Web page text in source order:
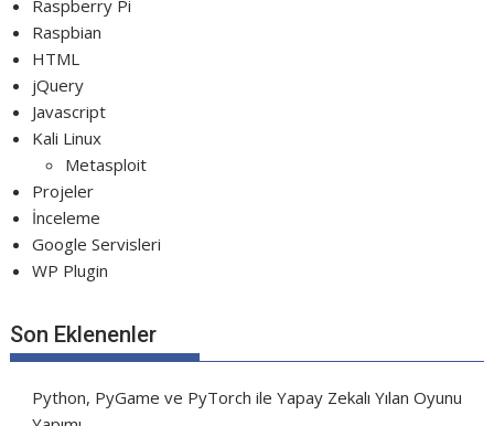
Raspberry Pi
Raspbian
HTML
jQuery
Javascript
Kali Linux
Metasploit
Projeler
İnceleme
Google Servisleri
WP Plugin
Son Eklenenler
Python, PyGame ve PyTorch ile Yapay Zekalı Yılan Oyunu